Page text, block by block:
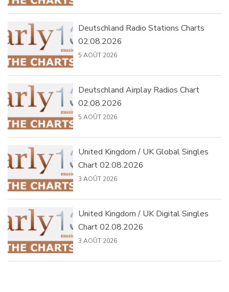
Deutschland Radio Stations Charts
02.08.2026
5 AOÛT 2026
Deutschland Airplay Radios Chart
02.08.2026
5 AOÛT 2026
United Kingdom / UK Global Singles
Chart 02.08.2026
3 AOÛT 2026
United Kingdom / UK Digital Singles
Chart 02.08.2026
3 AOÛT 2026